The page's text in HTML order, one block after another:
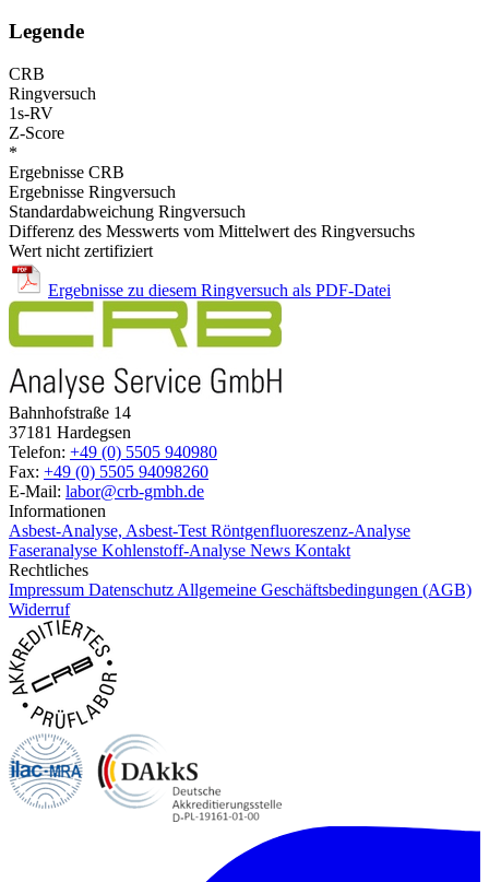
Legende
CRB
Ringversuch
1s-RV
Z-Score
*
Ergebnisse CRB
Ergebnisse Ringversuch
Standardabweichung Ringversuch
Differenz des Messwerts vom Mittelwert des Ringversuchs
Wert nicht zertifiziert
Ergebnisse zu diesem Ringversuch als PDF-Datei
Bahnhofstraße 14
37181 Hardegsen
Telefon: +49 (0) 5505 940980
Fax: +49 (0) 5505 94098260
E-Mail: labor@crb-gmbh.de
Informationen
Asbest-Analyse, Asbest-Test Röntgenfluoreszenz-Analyse
Faseranalyse Kohlenstoff-Analyse News Kontakt
Rechtliches
Impressum Datenschutz Allgemeine Geschäftsbedingungen (AGB)
Widerruf